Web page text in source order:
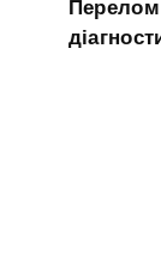
Перелом